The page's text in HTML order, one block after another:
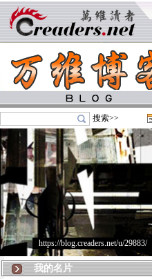
搜索>>
https://blog.creaders.net/u/29883/>
我的名片